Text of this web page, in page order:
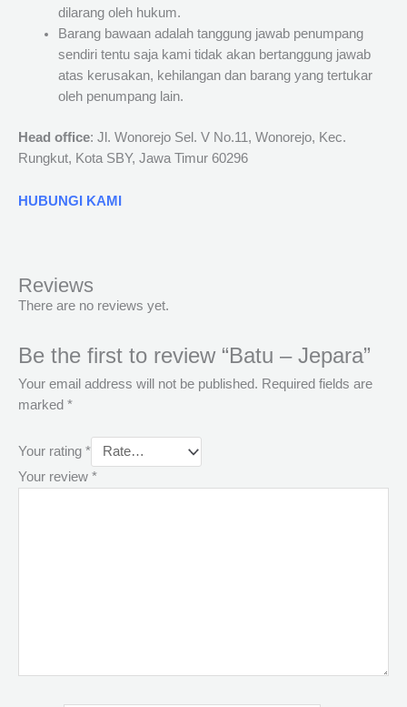
dilarang oleh hukum.
Barang bawaan adalah tanggung jawab penumpang
sendiri tentu saja kami tidak akan bertanggung jawab
atas kerusakan, kehilangan dan barang yang tertukar
oleh penumpang lain.
Head office: Jl. Wonorejo Sel. V No.11, Wonorejo, Kec.
Rungkut, Kota SBY, Jawa Timur 60296
HUBUNGI KAMI
Reviews
There are no reviews yet.
Be the first to review “Batu – Jepara”
Your email address will not be published. Required fields are
marked *
Your rating *
Your review *